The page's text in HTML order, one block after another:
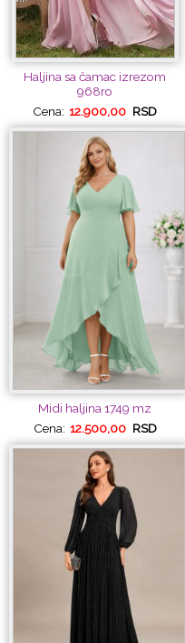
Haljina sa čamac izrezom
968ro
Cena: 12.900,00 RSD
Midi haljina 1749 mz
Cena: 12.500,00 RSD